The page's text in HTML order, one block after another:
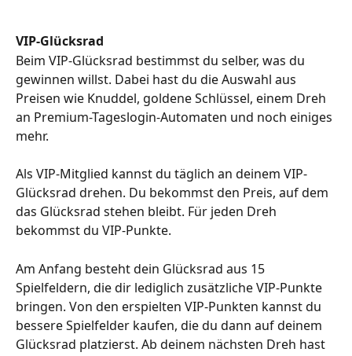
VIP-Glücksrad
Beim VIP-Glücksrad bestimmst du selber, was du
gewinnen willst. Dabei hast du die Auswahl aus
Preisen wie Knuddel, goldene Schlüssel, einem Dreh
an Premium-Tageslogin-Automaten und noch einiges
mehr.
Als VIP-Mitglied kannst du täglich an deinem VIP-
Glücksrad drehen. Du bekommst den Preis, auf dem
das Glücksrad stehen bleibt. Für jeden Dreh
bekommst du VIP-Punkte.
Am Anfang besteht dein Glücksrad aus 15
Spielfeldern, die dir lediglich zusätzliche VIP-Punkte
bringen. Von den erspielten VIP-Punkten kannst du
bessere Spielfelder kaufen, die du dann auf deinem
Glücksrad platzierst. Ab deinem nächsten Dreh hast